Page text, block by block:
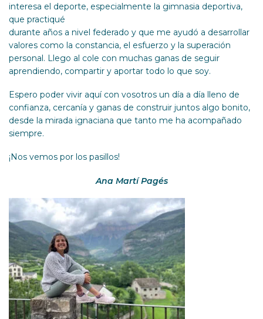
interesa el deporte, especialmente la gimnasia deportiva,
que practiqué
durante años a nivel federado y que me ayudó a desarrollar
valores como la constancia, el esfuerzo y la superación
personal. Llego al cole con muchas ganas de seguir
aprendiendo, compartir y aportar todo lo que soy.
Espero poder vivir aquí con vosotros un día a día lleno de
confianza, cercanía y ganas de construir juntos algo bonito,
desde la mirada ignaciana que tanto me ha acompañado
siempre.
¡Nos vemos por los pasillos!
Ana Martí Pagés